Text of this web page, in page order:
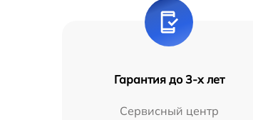
Гарантия до 3-х лет
Сервисный центр